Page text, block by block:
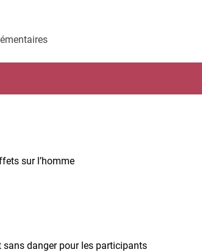
sur l’homme
sans danger pour les participants